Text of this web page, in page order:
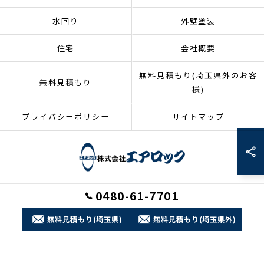
0480-61-7701
無料見積もり(埼玉県) 無料見積もり(埼玉県外)
水回り 外壁塗装
住宅 会社概要
無料見積もり
無料見積もり(埼玉県外のお客
様)
プライバシーポリシー サイトマップ
© 2026 埼玉県加須市のリフォームなら株式会社エアロック ALL RIGHTS
RESERVED.